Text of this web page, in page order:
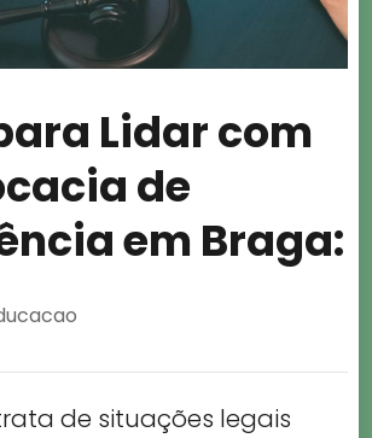
Lidar com
de
em Braga:
de situações legais